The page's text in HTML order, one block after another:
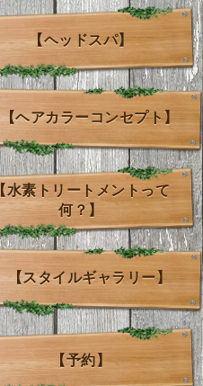
【ヘッドスパ】
【ヘアカラーコンセプト】
【水素トリートメントって
何？】
【スタイルギャラリー】
【予約】